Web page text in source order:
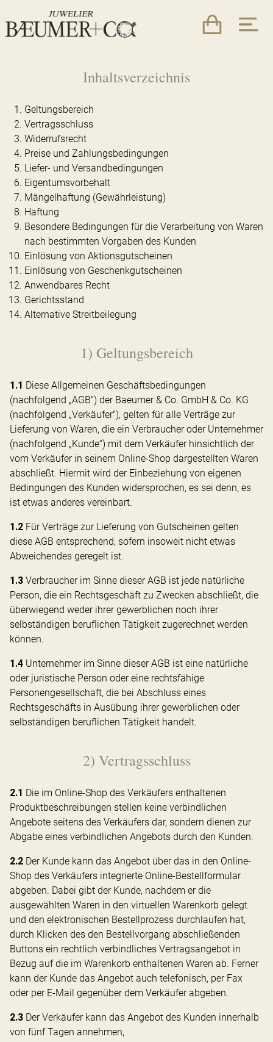
Inhaltsverzeichnis
Geltungsbereich
Vertragsschluss
Widerrufsrecht
Preise und Zahlungsbedingungen
Liefer- und Versandbedingungen
Eigentumsvorbehalt
Mängelhaftung (Gewährleistung)
Haftung
Besondere Bedingungen für die Verarbeitung von Waren
nach bestimmten Vorgaben des Kunden
Einlösung von Aktionsgutscheinen
Einlösung von Geschenkgutscheinen
Anwendbares Recht
Gerichtsstand
Alternative Streitbeilegung
1) Geltungsbereich
1.1 Diese Allgemeinen Geschäftsbedingungen
(nachfolgend „AGB“) der Baeumer & Co. GmbH & Co. KG
(nachfolgend „Verkäufer"), gelten für alle Verträge zur
Lieferung von Waren, die ein Verbraucher oder Unternehmer
(nachfolgend „Kunde“) mit dem Verkäufer hinsichtlich der
vom Verkäufer in seinem Online-Shop dargestellten Waren
abschließt. Hiermit wird der Einbeziehung von eigenen
Bedingungen des Kunden widersprochen, es sei denn, es
ist etwas anderes vereinbart.
1.2 Für Verträge zur Lieferung von Gutscheinen gelten
diese AGB entsprechend, sofern insoweit nicht etwas
Abweichendes geregelt ist.
1.3 Verbraucher im Sinne dieser AGB ist jede natürliche
Person, die ein Rechtsgeschäft zu Zwecken abschließt, die
überwiegend weder ihrer gewerblichen noch ihrer
selbständigen beruflichen Tätigkeit zugerechnet werden
können.
1.4 Unternehmer im Sinne dieser AGB ist eine natürliche
oder juristische Person oder eine rechtsfähige
Personengesellschaft, die bei Abschluss eines
Rechtsgeschäfts in Ausübung ihrer gewerblichen oder
selbständigen beruflichen Tätigkeit handelt.
2) Vertragsschluss
2.1 Die im Online-Shop des Verkäufers enthaltenen
Produktbeschreibungen stellen keine verbindlichen
Angebote seitens des Verkäufers dar, sondern dienen zur
Abgabe eines verbindlichen Angebots durch den Kunden.
2.2 Der Kunde kann das Angebot über das in den Online-
Shop des Verkäufers integrierte Online-Bestellformular
abgeben. Dabei gibt der Kunde, nachdem er die
ausgewählten Waren in den virtuellen Warenkorb gelegt
und den elektronischen Bestellprozess durchlaufen hat,
durch Klicken des den Bestellvorgang abschließenden
Buttons ein rechtlich verbindliches Vertragsangebot in
Bezug auf die im Warenkorb enthaltenen Waren ab. Ferner
kann der Kunde das Angebot auch telefonisch, per Fax
oder per E-Mail gegenüber dem Verkäufer abgeben.
2.3 Der Verkäufer kann das Angebot des Kunden innerhalb
von fünf Tagen annehmen,